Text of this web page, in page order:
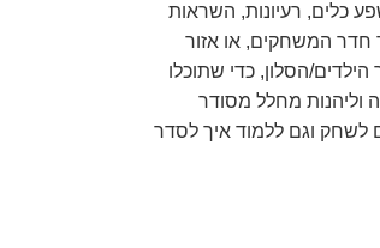
כלים, רעיונות, השראות
חדר המשחקים, או אזור
הסלון, כדי שתוכלו
וליהנות מחלל מסודר
לשחק וגם ללמוד איך לסדר